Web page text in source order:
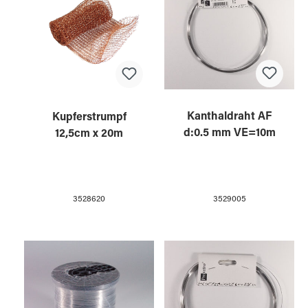
Kupferstrumpf
12,5cm x 20m
3528620
Kanthaldraht AF
d:0.5 mm VE=10m
3529005